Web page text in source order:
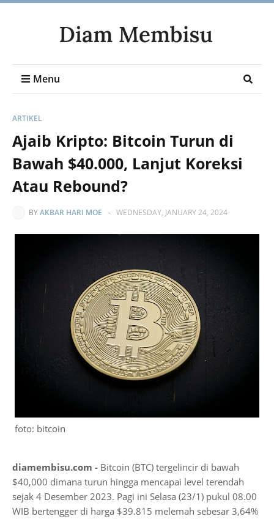
Menu
ARTIKEL
Ajaib Kripto: Bitcoin Turun di
Bawah $40.000, Lanjut Koreksi
Atau Rebound?
BYAKBAR HARI MOE - WEDNESDAY, JANUARY 24, 2024
foto: bitcoin
diamembisu.com - Bitcoin (BTC) tergelincir di bawah
$40,000 dimana turun hingga mencapai level terendah
sejak 4 Desember 2023. Pagi ini Selasa (23/1) pukul 08.00
WIB bertengger di harga $39.815 melemah sebesar 3,64%